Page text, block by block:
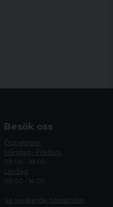
Besök oss
Öppettider
Måndag - Fredag:
09.00 - 18.00
Lördag:
09.00 - 14.00
Se avvikande öppettider